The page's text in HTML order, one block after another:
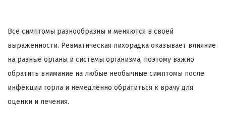
Все симптомы разнообразны и меняются в своей
выраженности. Ревматическая лихорадка оказывает влияние
на разные органы и системы организма, поэтому важно
обратить внимание на любые необычные симптомы после
инфекции горла и немедленно обратиться к врачу для
оценки и лечения.